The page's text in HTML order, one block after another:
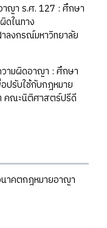
ญา ร.ศ. 127 : ศึกษา
ดในทาง
งกรณ์มหาวิทยาลัย
ามผิดอาญา : ศึกษา
ปรับใช้กับกฎหมาย
ณะนิติศาสตร์ปรีดี
าคตกฎหมายอาญา